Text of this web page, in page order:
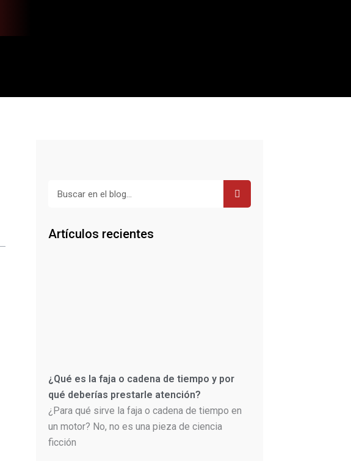
Artículos recientes
¿Qué es la faja o cadena de tiempo y por
qué deberías prestarle atención?
¿Para qué sirve la faja o cadena de tiempo en
un motor? No, no es una pieza de ciencia
ficción